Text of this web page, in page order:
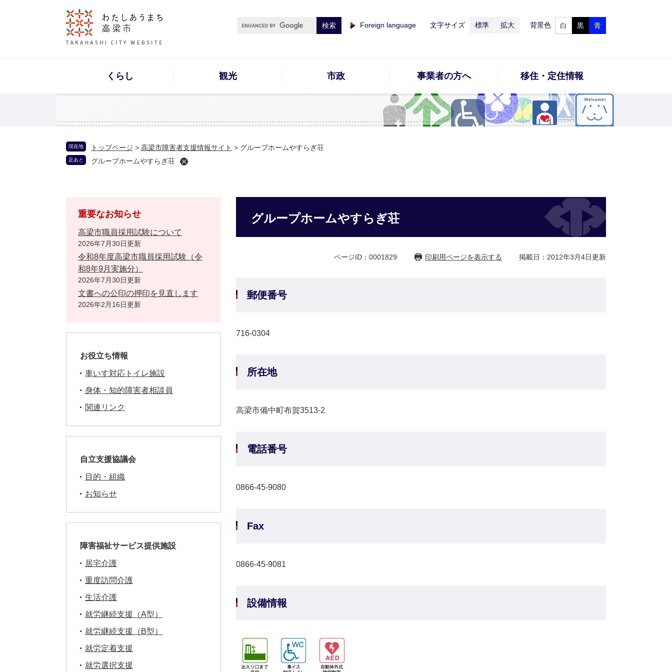
Foreign language 文字サイズ 標準 拡大 背景色 白 黒 青
くらし 観光 市政 事業者の方へ 移住・定住情報
現在地 トップページ > 高梁市障害者支援情報サイト > グループホームやすらぎ荘
足あと グループホームやすらぎ荘
グループホームやすらぎ荘
ページID：0001829 印刷用ページを表示する 掲載日：2012年3月4日更新
郵便番号
716-0304
所在地
高梁市備中町布賀3513-2
電話番号
0866-45-9080
Fax
0866-45-9081
設備情報
重要なお知らせ
高梁市職員採用試験について
2026年7月30日更新
令和8年度高梁市職員採用試験（令
和8年9月実施分）
2026年7月30日更新
文書への公印の押印を見直します
2026年2月16日更新
お役立ち情報
車いす対応トイレ施設
身体・知的障害者相談員
関連リンク
自立支援協議会
目的・組織
お知らせ
障害福祉サービス提供施設
居宅介護
重度訪問介護
生活介護
就労継続支援（A型）
就労継続支援（B型）
就労定着支援
就労選択支援